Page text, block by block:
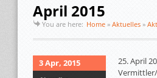
April 2015
You are here: Home » Aktuelles »
3 Apr, 2015
25. April